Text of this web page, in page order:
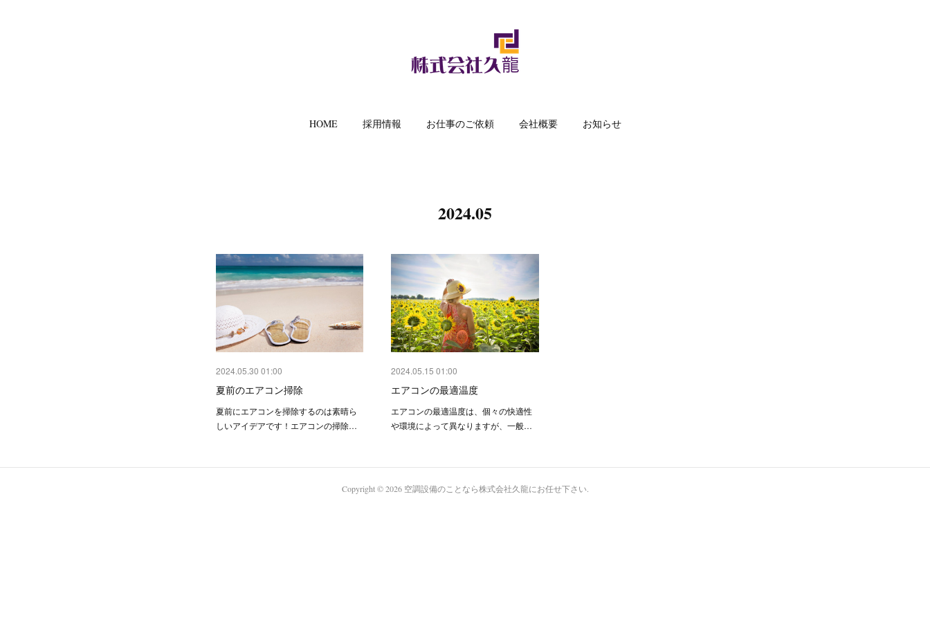
HOME 採用情報 お仕事のご依頼 会社概要 お知らせ
2024.05
2024.05.30 01:00
夏前のエアコン掃除
夏前にエアコンを掃除するのは素晴ら
しいアイデアです！エアコンの掃除…
2024.05.15 01:00
エアコンの最適温度
エアコンの最適温度は、個々の快適性
や環境によって異なりますが、一般…
Copyright ©2026 空調設備のことなら株式会社久龍にお任せ下さい.